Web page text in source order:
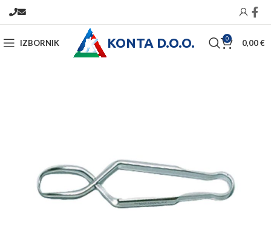
IZBORNIK KONTA D.O.O. 0 0,00€